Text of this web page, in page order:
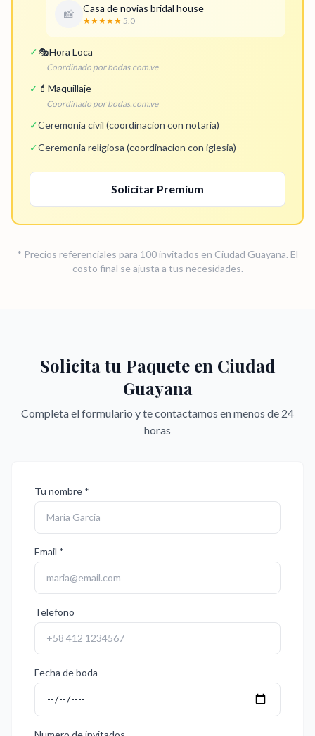
📸 Casa de novias bridal house
★★★★★ 5.0
✓🎭Hora Loca
Coordinado por bodas.com.ve
✓ 💄 Maquillaje
Coordinado por bodas.com.ve
✓Ceremonia civil (coordinacion con notaria)
✓Ceremonia religiosa (coordinacion con iglesia)
Solicitar Premium
* Precios referenciales para 100 invitados en Ciudad Guayana. El
costo final se ajusta a tus necesidades.
Solicita tu Paquete en Ciudad
Guayana
Completa el formulario y te contactamos en menos de 24
horas
Tu nombre *
Email *
Telefono
Fecha de boda